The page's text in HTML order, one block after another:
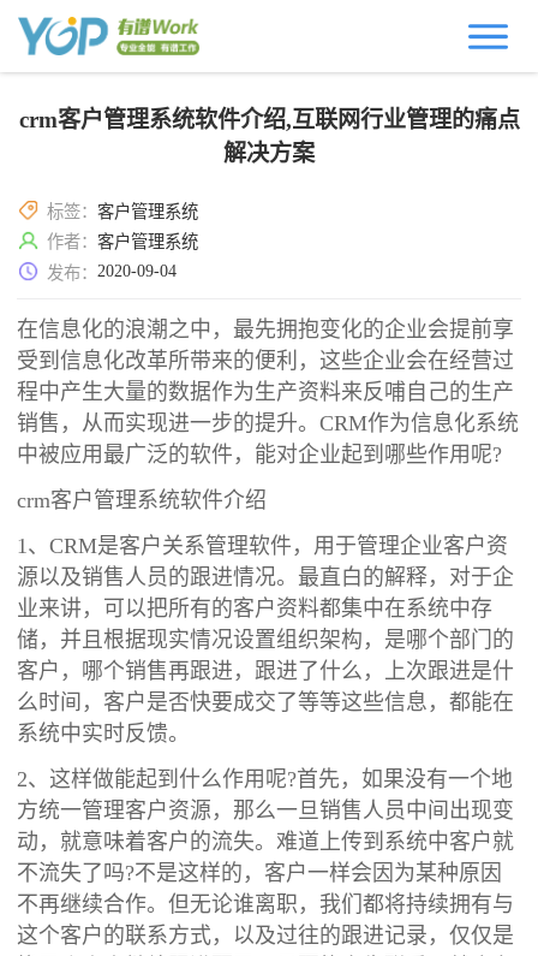
crm客户管理系统软件介绍,互联网行业管理的痛点
解决方案
标签：客户管理系统
作者：客户管理系统
发布：2020-09-04
在信息化的浪潮之中，最先拥抱变化的企业会提前享
受到信息化改革所带来的便利，这些企业会在经营过
程中产生大量的数据作为生产资料来反哺自己的生产
销售，从而实现进一步的提升。CRM作为信息化系统
中被应用最广泛的软件，能对企业起到哪些作用呢?
crm客户管理系统软件介绍
1、CRM是客户关系管理软件，用于管理企业客户资
源以及销售人员的跟进情况。最直白的解释，对于企
业来讲，可以把所有的客户资料都集中在系统中存
储，并且根据现实情况设置组织架构，是哪个部门的
客户，哪个销售再跟进，跟进了什么，上次跟进是什
么时间，客户是否快要成交了等等这些信息，都能在
系统中实时反馈。
2、这样做能起到什么作用呢?首先，如果没有一个地
方统一管理客户资源，那么一旦销售人员中间出现变
动，就意味着客户的流失。难道上传到系统中客户就
不流失了吗?不是这样的，客户一样会因为某种原因
不再继续合作。但无论谁离职，我们都将持续拥有与
这个客户的联系方式，以及过往的跟进记录，仅仅是